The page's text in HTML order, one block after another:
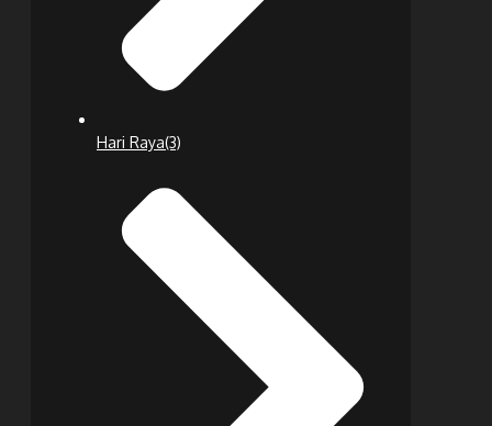
Hari Raya(3)